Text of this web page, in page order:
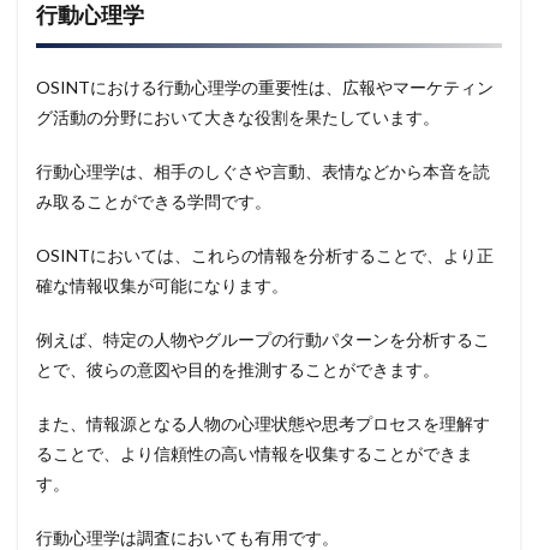
行動心理学
OSINTにおける行動心理学の重要性は、広報やマーケティン
グ活動の分野において大きな役割を果たしています。
行動心理学は、相手のしぐさや言動、表情などから本音を読
み取ることができる学問です。
OSINTにおいては、これらの情報を分析することで、より正
確な情報収集が可能になります。
例えば、特定の人物やグループの行動パターンを分析するこ
とで、彼らの意図や目的を推測することができます。
また、情報源となる人物の心理状態や思考プロセスを理解す
ることで、より信頼性の高い情報を収集することができま
す。
行動心理学は調査においても有用です。